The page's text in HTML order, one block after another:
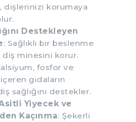
dişlerinizi korumaya
Destekleyen
: Sağlıklı bir beslenme
diş minesini korur.
fosfor ve
gıdaların
sağlığını destekler.
Yiyecek ve
Kaçınma: Şekerli